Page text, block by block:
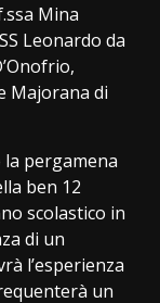
Mina
Leonardo da
Majorana di
pergamena
ben 12
scolastico in
di un
l’esperienza
un